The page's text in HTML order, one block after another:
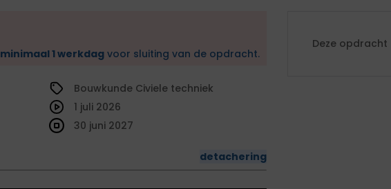
minimaal 1 werkdag voor sluiting van de opdracht.
Bouwkunde Civiele techniek
detachering
1 juli 2026
30 juni 2027
Deze opdracht